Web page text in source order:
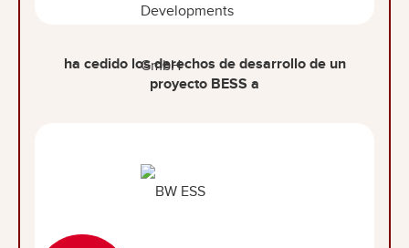
ha cedido los derechos de desarrollo de un
proyecto BESS a